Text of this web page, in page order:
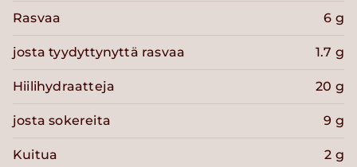
Rasvaa 6 g
josta tyydyttynyttä rasvaa 1.7 g
Hiilihydraatteja 20 g
josta sokereita 9 g
Kuitua 2 g